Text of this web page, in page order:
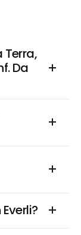
Terra,
Da